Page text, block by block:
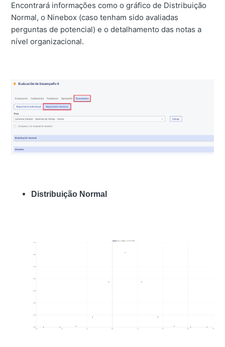
Encontrará informações como o gráfico de Distribuição
Normal, o Ninebox (caso tenham sido avaliadas
perguntas de potencial) e o detalhamento das notas a
nível organizacional.
Distribuição Normal